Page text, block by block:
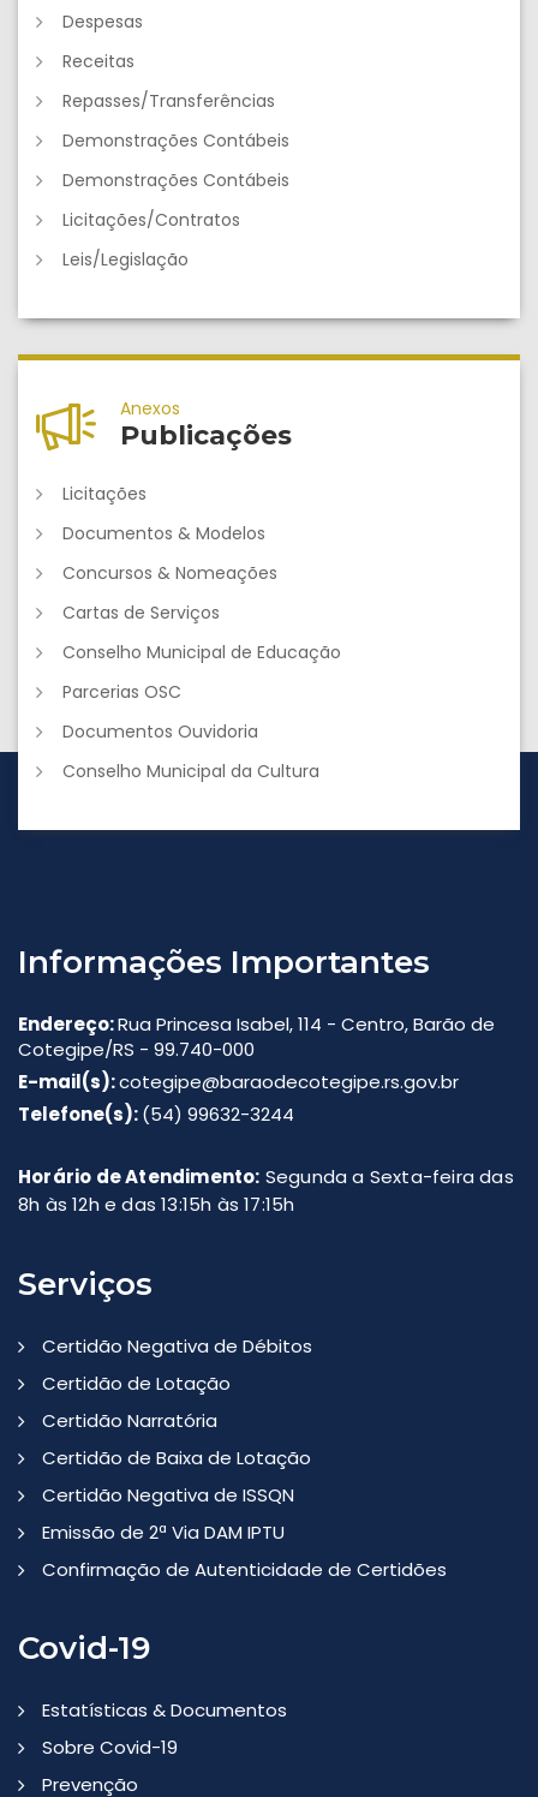
Despesas
Receitas
Repasses/Transferências
Demonstrações Contábeis
Demonstrações Contábeis
Licitações/Contratos
Leis/Legislação
Anexos
Publicações
Licitações
Documentos & Modelos
Concursos & Nomeações
Cartas de Serviços
Conselho Municipal de Educação
Parcerias OSC
Documentos Ouvidoria
Conselho Municipal da Cultura
Informações Importantes
Endereço:Rua Princesa Isabel, 114 - Centro, Barão de
Cotegipe/RS - 99.740-000
E-mail(s):cotegipe@baraodecotegipe.rs.gov.br
Telefone(s):(54) 99632-3244
Horário de Atendimento: Segunda a Sexta-feira das
8h às 12h e das 13:15h às 17:15h
Serviços
Certidão Negativa de Débitos
Certidão de Lotação
Certidão Narratória
Certidão de Baixa de Lotação
Certidão Negativa de ISSQN
Emissão de 2ª Via DAM IPTU
Confirmação de Autenticidade de Certidões
Covid-19
Estatísticas & Documentos
Sobre Covid-19
Prevenção